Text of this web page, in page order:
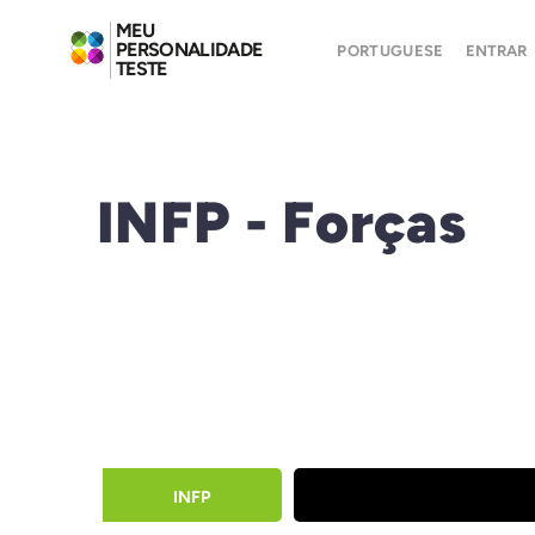
MEU
PERSONALIDADE
TESTE
PORTUGUESE ENTRAR
INFP - Forças
INFP